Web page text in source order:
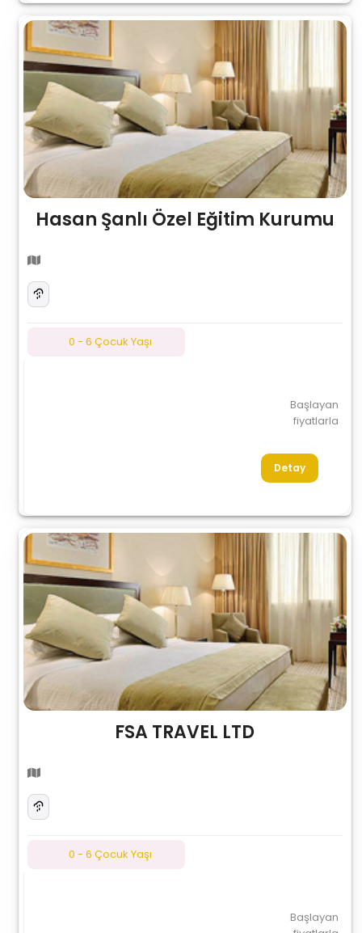
Hasan Şanlı Özel Eğitim Kurumu
0 - 6 Çocuk Yaşı
Başlayan
fiyatlarla
Detay
FSA TRAVEL LTD
0 - 6 Çocuk Yaşı
Başlayan